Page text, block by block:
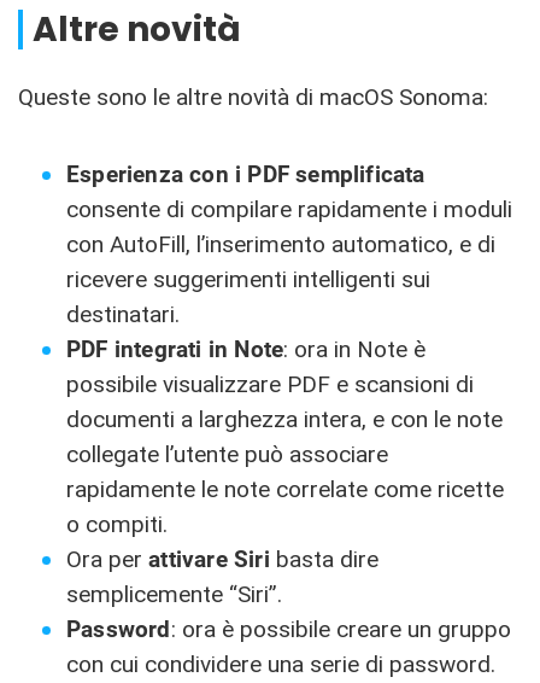
Altre novità
Queste sono le altre novità di macOS Sonoma:
Esperienza con i PDF semplificata
consente di compilare rapidamente i moduli
con AutoFill, l’inserimento automatico, e di
ricevere suggerimenti intelligenti sui
destinatari.
PDF integrati in Note: ora in Note è
possibile visualizzare PDF e scansioni di
documenti a larghezza intera, e con le note
collegate l’utente può associare
rapidamente le note correlate come ricette
o compiti.
Ora per attivare Siri basta dire
semplicemente “Siri”.
Password: ora è possibile creare un gruppo
con cui condividere una serie di password.